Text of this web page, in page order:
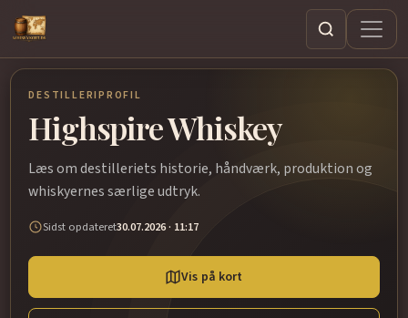
Søg
DESTILLERIPROFIL
Highspire Whiskey
Læs om destilleriets historie, håndværk, produktion og
whiskyernes særlige udtryk.
Sidst opdateret30.07.2026 · 11:17
Vis på kort